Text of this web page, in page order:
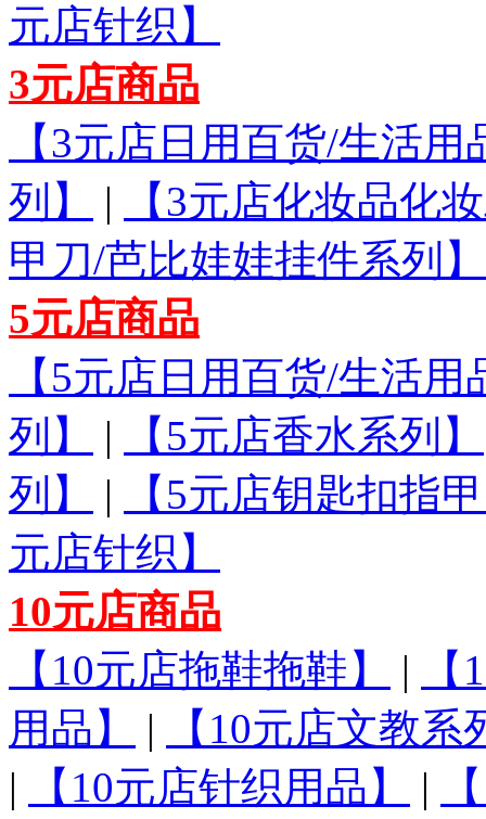
元店针织】
3元店商品
【3元店日用百货/生活
列】
|
【3元店化妆品化
甲刀/芭比娃娃挂件系列】
5元店商品
【5元店日用百货/生活
列】
| 【5元店香水系列】
列】
|
【5元店钥匙扣指
元店针织】
10元店商品
【10元店拖鞋拖鞋】
|
用品】
|
【10元店文教系
|
【10元店针织用品】 |